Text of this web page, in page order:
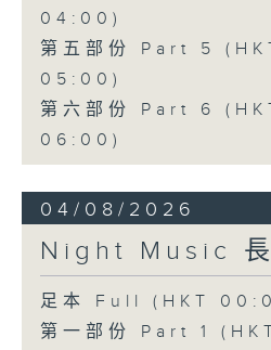
04:00)
第五部份 Part 5
05:00)
第六部份 Part 6
06:00)
04/08/2026
Night Music 長
足本 Full (HKT
第一部份 Part 1